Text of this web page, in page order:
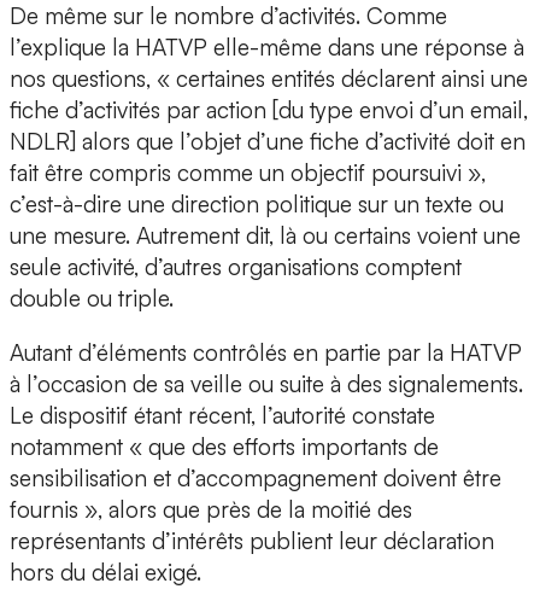
De même sur le nombre d’activités. Comme
l’explique la HATVP elle-même dans une réponse à
nos questions, « certaines entités déclarent ainsi une
fiche d’activités par action [du type envoi d’un email,
NDLR] alors que l’objet d’une fiche d’activité doit en
fait être compris comme un objectif poursuivi »,
c’est-à-dire une direction politique sur un texte ou
une mesure. Autrement dit, là ou certains voient une
seule activité, d’autres organisations comptent
double ou triple.
Autant d’éléments contrôlés en partie par la HATVP
à l’occasion de sa veille ou suite à des signalements.
Le dispositif étant récent, l’autorité constate
notamment « que des efforts importants de
sensibilisation et d’accompagnement doivent être
fournis », alors que près de la moitié des
représentants d’intérêts publient leur déclaration
hors du délai exigé.